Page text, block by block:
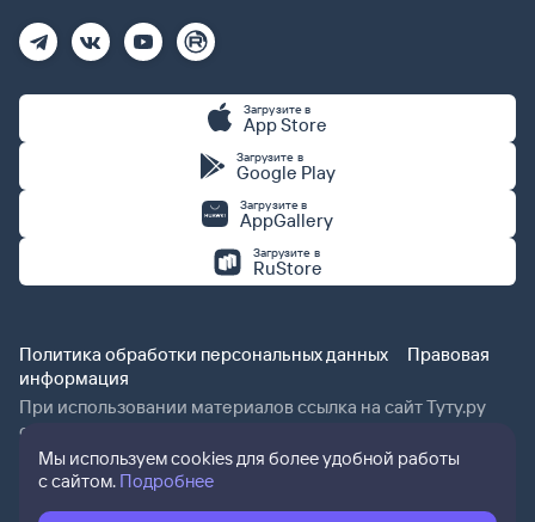
Загрузите в
App Store
Загрузите в
Google Play
Загрузите в
AppGallery
Загрузите в
RuStore
Политика обработки персональных данных
Правовая
информация
При использовании материалов ссылка на сайт Туту.ру
обязательна.
Мы используем cookies для более удобной работы
с сайтом. Подробнее